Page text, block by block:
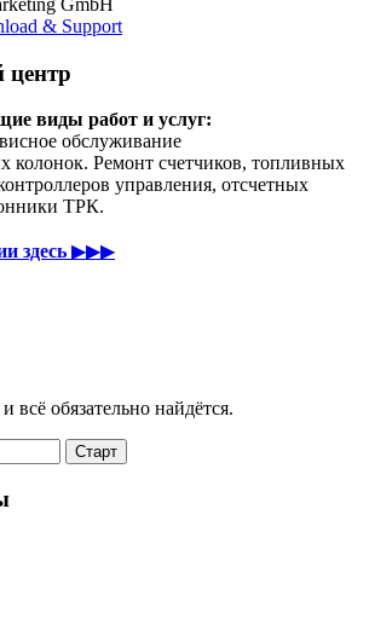
& Support
виды работ и услуг:
обслуживание
колонок. Ремонт счетчиков, топливных
управления, отсчетных
ТРК.
здесь ▶▶▶
всё обязательно найдётся.